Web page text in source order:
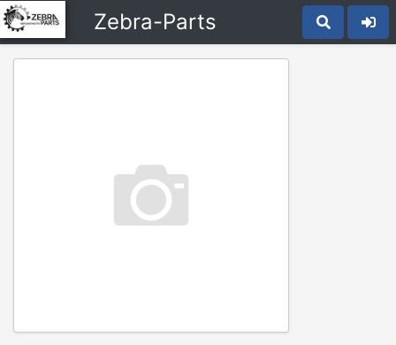
Zebra-Parts